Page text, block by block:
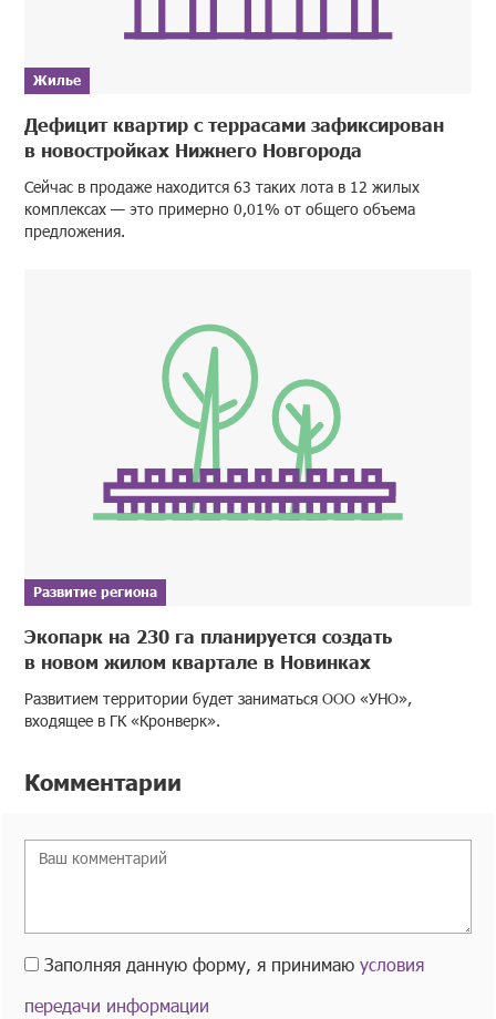
Жилье
Дефицит квартир с террасами зафиксирован
в новостройках Нижнего Новгорода
Сейчас в продаже находится 63 таких лота в 12 жилых
комплексах — это примерно 0,01% от общего объема
предложения.
Развитие региона
Экопарк на 230 га планируется создать
в новом жилом квартале в Новинках
Развитием территории будет заниматься ООО «УНО»,
входящее в ГК «Кронверк».
Комментарии
Заполняя данную форму, я принимаюусловия
передачи информации